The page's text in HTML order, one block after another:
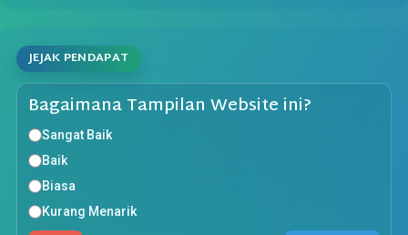
JEJAK PENDAPAT
Bagaimana Tampilan Website ini?
Sangat Baik
Baik
Biasa
Kurang Menarik